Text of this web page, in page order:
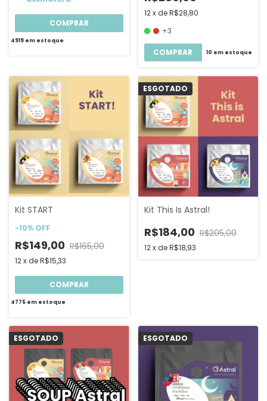
COMPRAR
4919em estoque
12 xdeR$28,80
+3
COMPRAR 10 em estoque
Kit START
-10% OFF
R$149,00 R$165,00
12xdeR$15,33
COMPRAR
4775em estoque
ESGOTADO
Kit This Is Astral!
R$184,00 R$205,00
12 xdeR$18,93
ESGOTADO ESGOTADO